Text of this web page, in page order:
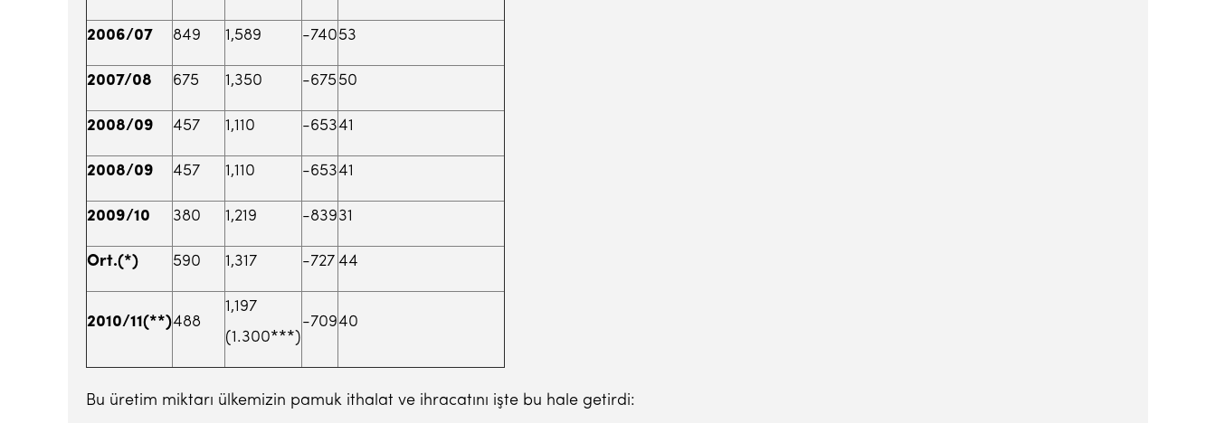
2006/07 849 1,589 -74053
2007/08 675 1,350 -675 50
2008/09 457 1,110 -65341
2008/09 457 1,110 -65341
2009/10 380 1,219 -83931
Ort.(*) 590 1,317 -727 44
2010/11(**)488
1,197
(1.300***)
-70940
Bu üretim miktarı ülkemizin pamuk ithalat ve ihracatını işte bu hale getirdi: